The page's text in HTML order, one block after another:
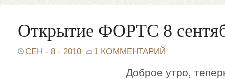
Открытие ФОРТС 8
СЕН - 8 - 2010 1 КОММЕНТАРИЙ
Доброе утро,